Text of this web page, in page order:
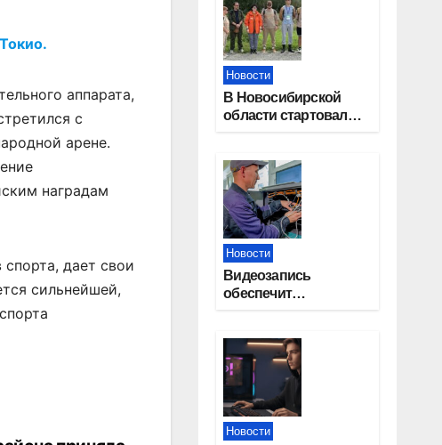
аппарата,
с
арене.
наградам
дает свои
сильнейшей,
области оформили
онлайн
Новости
В Новосибирской
области стартовал
Новости
Видеозапись
обеспечит
Новосибирской
области
Новости